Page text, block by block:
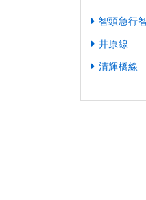
智頭急行
井原線
清輝橋線